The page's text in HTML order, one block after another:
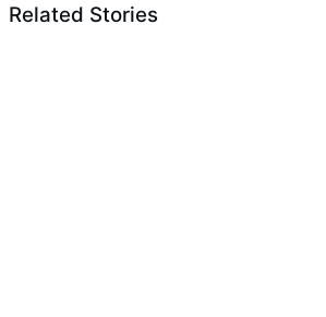
Related Stories